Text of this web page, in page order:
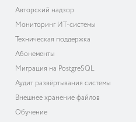
Авторский надзор
Мониторинг ИТ-системы
Техническая поддержка
Абонементы
Миграция на PostgreSQL
Аудит развёртывания системы
Внешнее хранение файлов
Обучение